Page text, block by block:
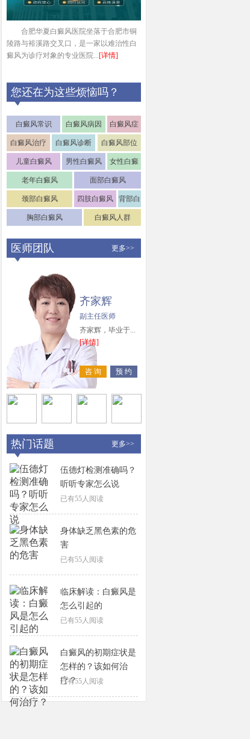
合肥华夏白癜风医院坐落于合肥市铜
陵路与裕溪路交叉口，是一家以难治性白
癜风为诊疗对象的专业医院...[详情]
您还在为这些烦恼吗？
白癜风常识 白癜风病因
白癜风症
状
白癜风治疗 白癜风诊断 白癜风部位
儿童白癜风 男性白癜风
女性白癜
风
老年白癜风 面部白癜风
颈部白癜风 四肢白癜风
背部白
癜风
胸部白癜风 白癜风人群
医师团队 更多>>
齐家辉
副主任医师
齐家辉，毕业于...
[详情]
咨 询 预 约
热门话题 更多>>
伍德灯检测准确吗？
听听专家怎么说
已有55人阅读
身体缺乏黑色素的危
害
已有55人阅读
临床解读：白癜风是
怎么引起的
已有55人阅读
白癜风的初期症状是
怎样的？该如何治
疗？
已有55人阅读